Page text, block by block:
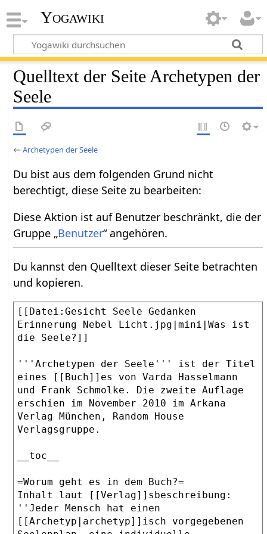
Yogawiki
Quelltext der Seite Archetypen der
Seele
←Archetypen der Seele
Du bist aus dem folgenden Grund nicht
berechtigt, diese Seite zu bearbeiten:
Diese Aktion ist auf Benutzer beschränkt, die der
Gruppe „Benutzer“ angehören.
Du kannst den Quelltext dieser Seite betrachten
und kopieren.